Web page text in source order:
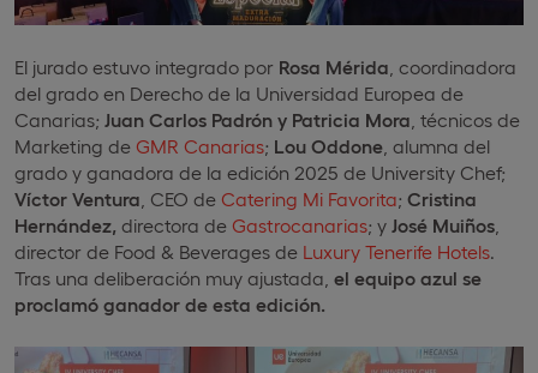
El jurado estuvo integrado por Rosa Mérida , coordinadora
del grado en Derecho de la Universidad Europea de
Canarias; Juan Carlos Padrón y Patricia Mora , técnicos de
Marketing de GMR Canarias; Lou Oddone , alumna del
grado y ganadora de la edición 2025 de University Chef;
Víctor Ventura , CEO de Catering Mi Favorita; Cristina
Hernández, directora de Gastrocanarias; y José Muiños
director de Food & Beverages de Luxury Tenerife Hotels
Tras una deliberación muy ajustada, el equipo azul se
proclamó ganador de esta edición.